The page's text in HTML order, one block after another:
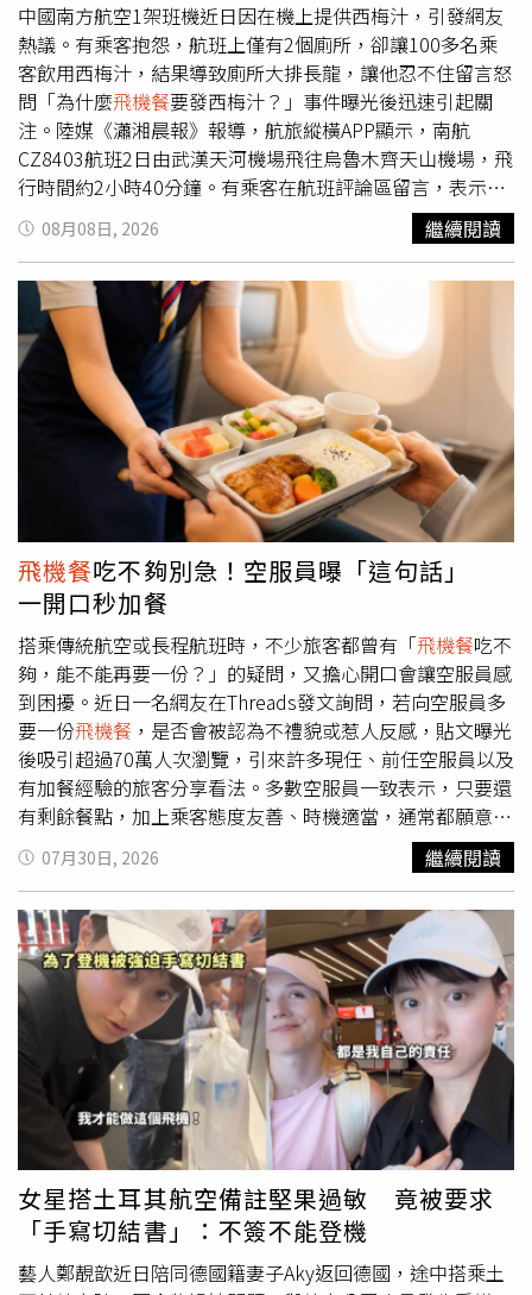
中國南方航空1架班機近日因在機上提供西梅汁，引發網友
熱議。有乘客抱怨，航班上僅有2個廁所，卻讓100多名乘
客飲用西梅汁，結果導致廁所大排長龍，讓他忍不住留言怒
問「為什麼飛機餐要發西梅汁？」事件曝光後迅速引起關
注。陸媒《瀟湘晨報》報導，航旅縱橫APP顯示，南航
CZ8403航班2日由武漢天河機場飛往烏魯木齊天山機場，飛
行時間約2小時40分鐘。有乘客在航班評論區留言，表示
「飛機上就兩個廁所，100多號人，你發西梅汁是什麼意
思」，更直呼自己「差點丟大臉」。另有網友透露，南航部
分航班的飛機餐確實會提供西梅汁。對此，南航工作人員受
訪時表示，機上餐飲內容需以實際提供為準，並非每架航班
都會發放西梅汁，常見飲品還包括咖啡、果汁及豆奶。若乘
客不想飲用，也可以選擇其他飲料。為何同樣是西梅汁，有
人喝了後排便順暢，有人卻腹瀉不止，甚至有人完全沒有反
應？上海中醫藥大學附屬龍華醫院醫師卞慧指出，關鍵與個
人體質、飲用量及產品成分有關。她表示，西梅中的山梨糖
醇是發揮通便作用的重要成分。由於人體對山梨糖醇吸收有
限，進入大腸後會吸引水分進入腸道，使糞便變軟並刺激腸
道蠕動。健康成年人單次攝取約5克可能出現腹脹、腸鳴，
攝取10克以上則可能引發腹瀉。醫師建議，飲用西梅汁應適
量，選擇無額外添加的產品，每日約150至200毫升，最好
分次飲用，初次飲用者則可從50毫升開始觀察身體反應。此
外，腸躁症、慢性腸胃炎患者應避免大量飲用；糖尿病患者
也須注意西梅汁可能造成血糖波動。腎功能不全者則因西梅
含鉀量較高，過量攝取恐增加高血鉀風險。老人及兒童消化
能力較弱，也應控制飲用量。
08月08日, 2026 繼續閱讀
飛機餐吃不夠別急！空服員曝「這句話」
一開口秒加餐
搭乘傳統航空或長程航班時，不少旅客都曾有「飛機餐吃不
夠，能不能再要一份？」的疑問，又擔心開口會讓空服員感
到困擾。近日一名網友在Threads發文詢問，若向空服員多
要一份飛機餐 ，是否會被認為不禮貌或惹人反感，貼文曝光
後吸引超過70萬人次瀏覽，引來許多現任、前任空服員以及
有加餐經驗的旅客分享看法。多數空服員一致表示，只要還
有剩餘餐點，加上乘客態度友善、時機適當，通常都願意提
供。不少空服員指出，
數量雖然會依照旅客人數準
備，但仍會視航班狀況準備少量備餐，只是在送餐開始時，
機組人員無法立即得知有多少乘客會放棄用餐，因此若一開
始就要求加餐，往往難以立刻答應。最理想的做法，是等全
機旅客都完成配餐後，再禮貌詢問是否還有剩餘餐點。多位
空服員也分享，提高成功率的說法是：「如果全部發完後還
有多的餐點，可以再給我一份嗎？」由於這樣既不會影響送
餐流程，也能讓空服員先確認是否仍有剩餐，因此比直接要
求再來一份，更容易獲得同意。不少人更直言，只要還有多
的餐點，「有多就會給」、「沒有人會因為這樣不高興」。
空服員表示，未發出的
飛機餐通常無法留到下一趟航班使
用，多數都必須依照食品安全規定處理，因此若還有剩餘，
提供給仍有需求的旅客，不僅能避免浪費，也能讓餐點發揮
最大價值。不過，如果當天餐點剛好全部發完，或剩餘數量
不足，就只能婉拒乘客的要求。不少旅客也分享自己的「加
餐」經驗，有人原本只是詢問是否能另外付費購買一份飛機
07月30日, 2026 繼續閱讀
女星搭土耳其航空備註堅果過敏 竟被要求
「手寫切結書」：不簽不能登機
藝人鄭靚歆近日陪同德國籍妻子Aky返回德國，途中搭乘土